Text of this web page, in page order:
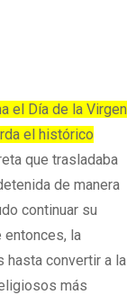
el Día de la Virgen
el histórico
que trasladaba
de manera
continuar su
entonces, la
convertir a la
más